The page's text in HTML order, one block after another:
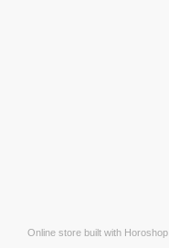
Online store built with Horoshop